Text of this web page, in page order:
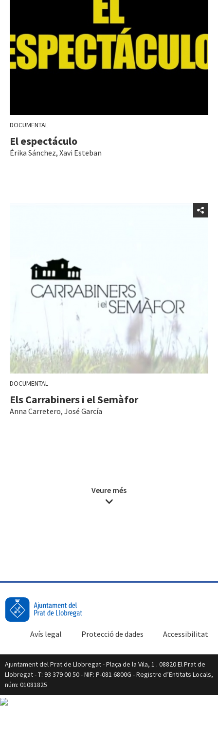
DOCUMENTAL
El espectáculo
Érika Sánchez, Xavi Esteban
DOCUMENTAL
Els Carrabiners i el Semàfor
Anna Carretero, José García
Veure més
Accessibilitat
Protecció de dades
Avís legal
Ajuntament del Prat de Llobregat - Plaça de la Vila, 1 . 08820 El Prat de
Llobregat - T: 93 379 00 50 - NIF: P-081 6800G - Registre d’Entitats Locals,
núm: 01081825